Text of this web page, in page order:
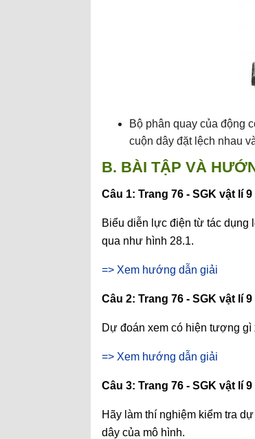
Bộ phân quay của động
cuộn dây đặt lệch nhau
B. BÀI TẬP VÀ
Câu 1: Trang 76 - SGK vật lí 9
Biểu diễn lực điện từ tác dụng
qua như hình 28.1.
=> Xem hướng dẫn giải
Câu 2: Trang 76 - SGK vật lí 9
Dự đoán xem có hiện tượng
=> Xem hướng dẫn giải
Câu 3: Trang 76 - SGK vật lí 9
Hãy làm thí nghiệm kiểm tra
dây của mô hình.